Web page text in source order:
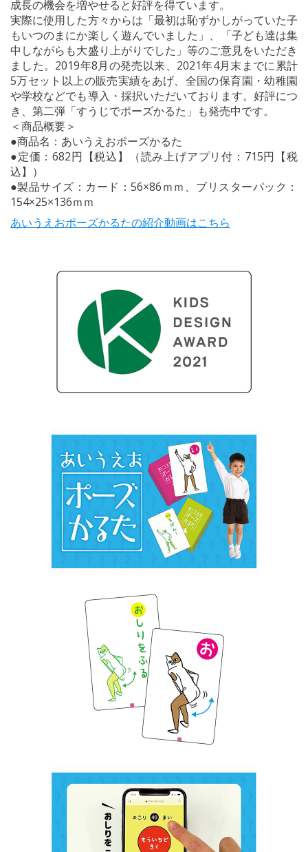
成長の機会を増やせると好評を得ています。
実際に使用した方々からは「最初は恥ずかしがっていた子
もいつのまにか楽しく遊んでいました」、「子ども達は集
中しながらも大盛り上がりでした」等のご意見をいただき
ました。2019年8月の発売以来、2021年4月末までに累計
5万セット以上の販売実績をあげ、全国の保育園・幼稚園
や学校などでも導入・採択いただいております。好評につ
き、第二弾「すうじでポーズかるた」も発売中です。
＜商品概要＞
●商品名：あいうえおポーズかるた
●定価：682円【税込】（読み上げアプリ付：715円【税
込】）
●製品サイズ：カード：56×86ｍｍ、ブリスターパック：
154×25×136ｍｍ
あいうえおポーズかるたの紹介動画はこちら